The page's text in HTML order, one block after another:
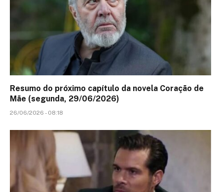
Resumo do próximo capítulo da novela Coração de
Mãe (segunda, 29/06/2026)
26/06/2026 - 08:18